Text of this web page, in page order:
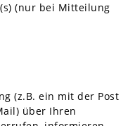
(nur bei Mitteilung
(z.B. ein mit der Post
über Ihren